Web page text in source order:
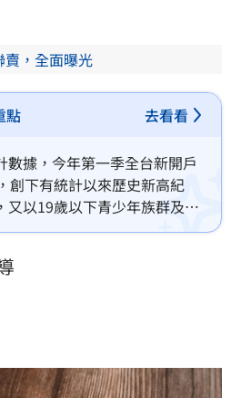
賣，全面曝光
點 去看看
據，今年第一季全台新開戶
創下有統計以來歷史新高紀
以19歲以下青少年族群及61
投資已不是壯年族的專利，年
類型，以及如何開始投資